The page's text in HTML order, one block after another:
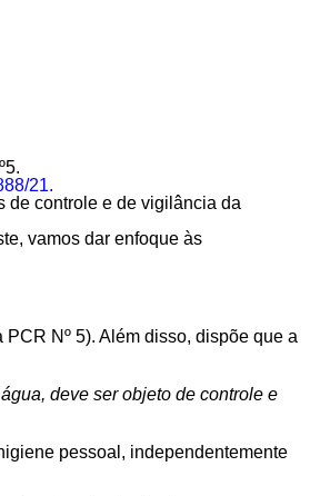
21.
de controle e de vigilância da
vamos dar enfoque às
Nº 5). Além disso, dispõe que a
deve ser objeto de controle e
pessoal, independentemente